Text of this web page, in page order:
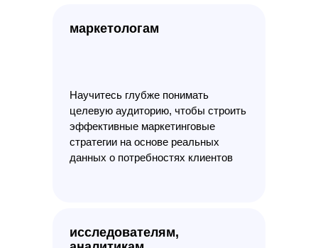
Научитесь глубже понимать
целевую аудиторию, чтобы строить
эффективные маркетинговые
стратегии на основе реальных
данных о потребностях клиентов
маркетологам
исследователям,